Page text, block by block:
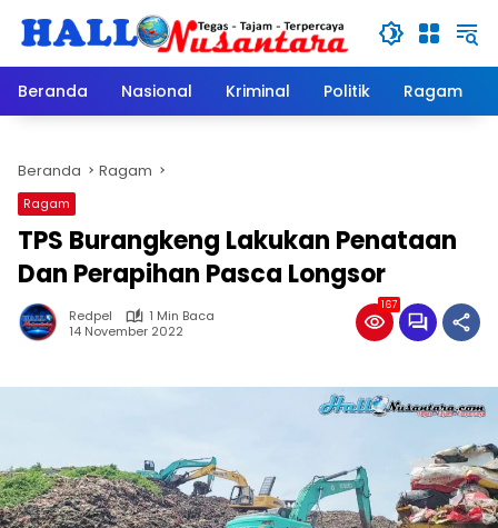
Beranda
Nasional Kriminal Politik Ragam
Beranda Ragam
Ragam
TPS Burangkeng Lakukan Penataan
Dan Perapihan Pasca Longsor
Redpel
1 Min Baca
14 November 2022
167